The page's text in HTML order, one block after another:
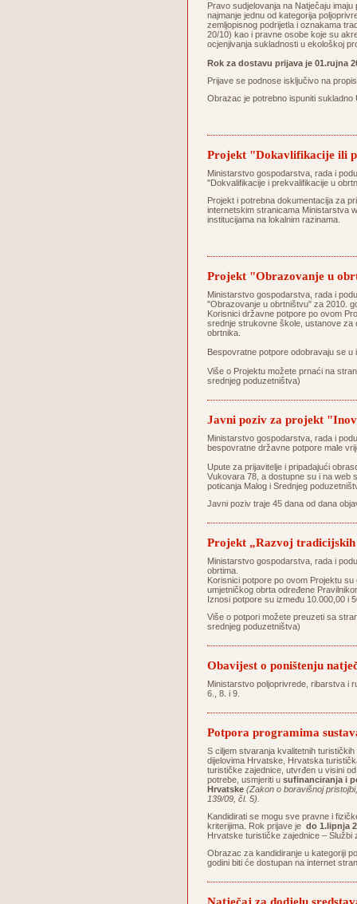
Pravo sudjelovanja na Natječaju
najmanje jednu od kategorija
zemljopisnog podrijetla i oznakama
20/10) kao i pravne osobe koje su
ocjenjivanja sukladnosti u ekološkoj
Rok za dostavu prijava je 01.rujna
Prijave se podnose isključivo na
Obrazac je potrebno ispuniti
Projekt "Dokavlifikacije ili
Ministarstvo gospodarstva, rada i
"Dokvalifikacije i prekvalifikacije u
Projekt i potrebna dokumentacija za
internetskim stranicama Ministarstva
institucijama na lokalnim razinama.
Projekt "Obrazovanje u
Ministarstvo gospodarstva, rada i
"Obrazovanje u obrtništvu" za 2010.
Korisnici državne potpore po ovom
srednje strukovne škole, ustanove
obrtnika.
Bespovratne potpore odobravaju se
Više o Projektu možete prnaći na
srednjeg poduzetništva)
Javni poziv za projekt
Ministarstvo gospodarstva, rada i
bespovratne državne potpore male
Upute za prijavitelje i pripadajući
Vukovara 78, a dostupne su i na
poticanja Malog i Srednjeg
Javni poziv traje 45 dana od dana
Projekt „Razvoj
Ministarstvo gospodarstva, rada i
obrtima.
Korisnici potpore po ovom Projektu
umjetničkog obrta određene
Iznosi potpore su između 10.000,00 i
Više o potpori možete preuzeti sa
srednjeg poduzetništva)
Obavijest o poništenju
Ministarstvo poljoprivrede, ribarstva i
6., 8. i 9.
Potpora programima
S ciljem stvaranja kvalitetnih
dijelovima Hrvatske, Hrvatska
turističke zajednice, utvrđen u visini
potrebe, usmjeriti u sufinanciranja i
Hrvatske (Zakon o boravišnoj
139/09, čl. 5).
Kandidirati se mogu sve pravne i
kriterijima. Rok prijave je do 1.lipnja
Hrvatske turističke zajednice –
Obrazac za kandidiranje u kategoriji
godini biti će dostupan na internet
Natječaj za dodjelu